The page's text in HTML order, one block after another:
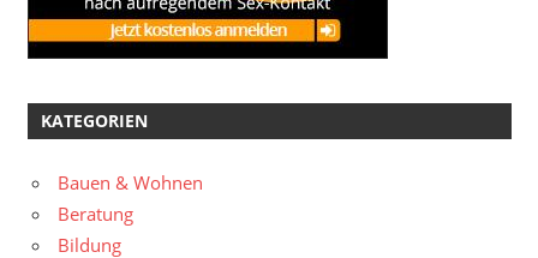
KATEGORIEN
Bauen & Wohnen
Beratung
Bildung